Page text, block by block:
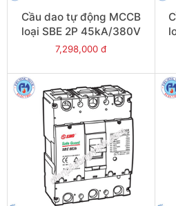
Cầu dao tự động MCCB
loại SBE 2P 45kA/380V
800A - Model
7,298,000 đ